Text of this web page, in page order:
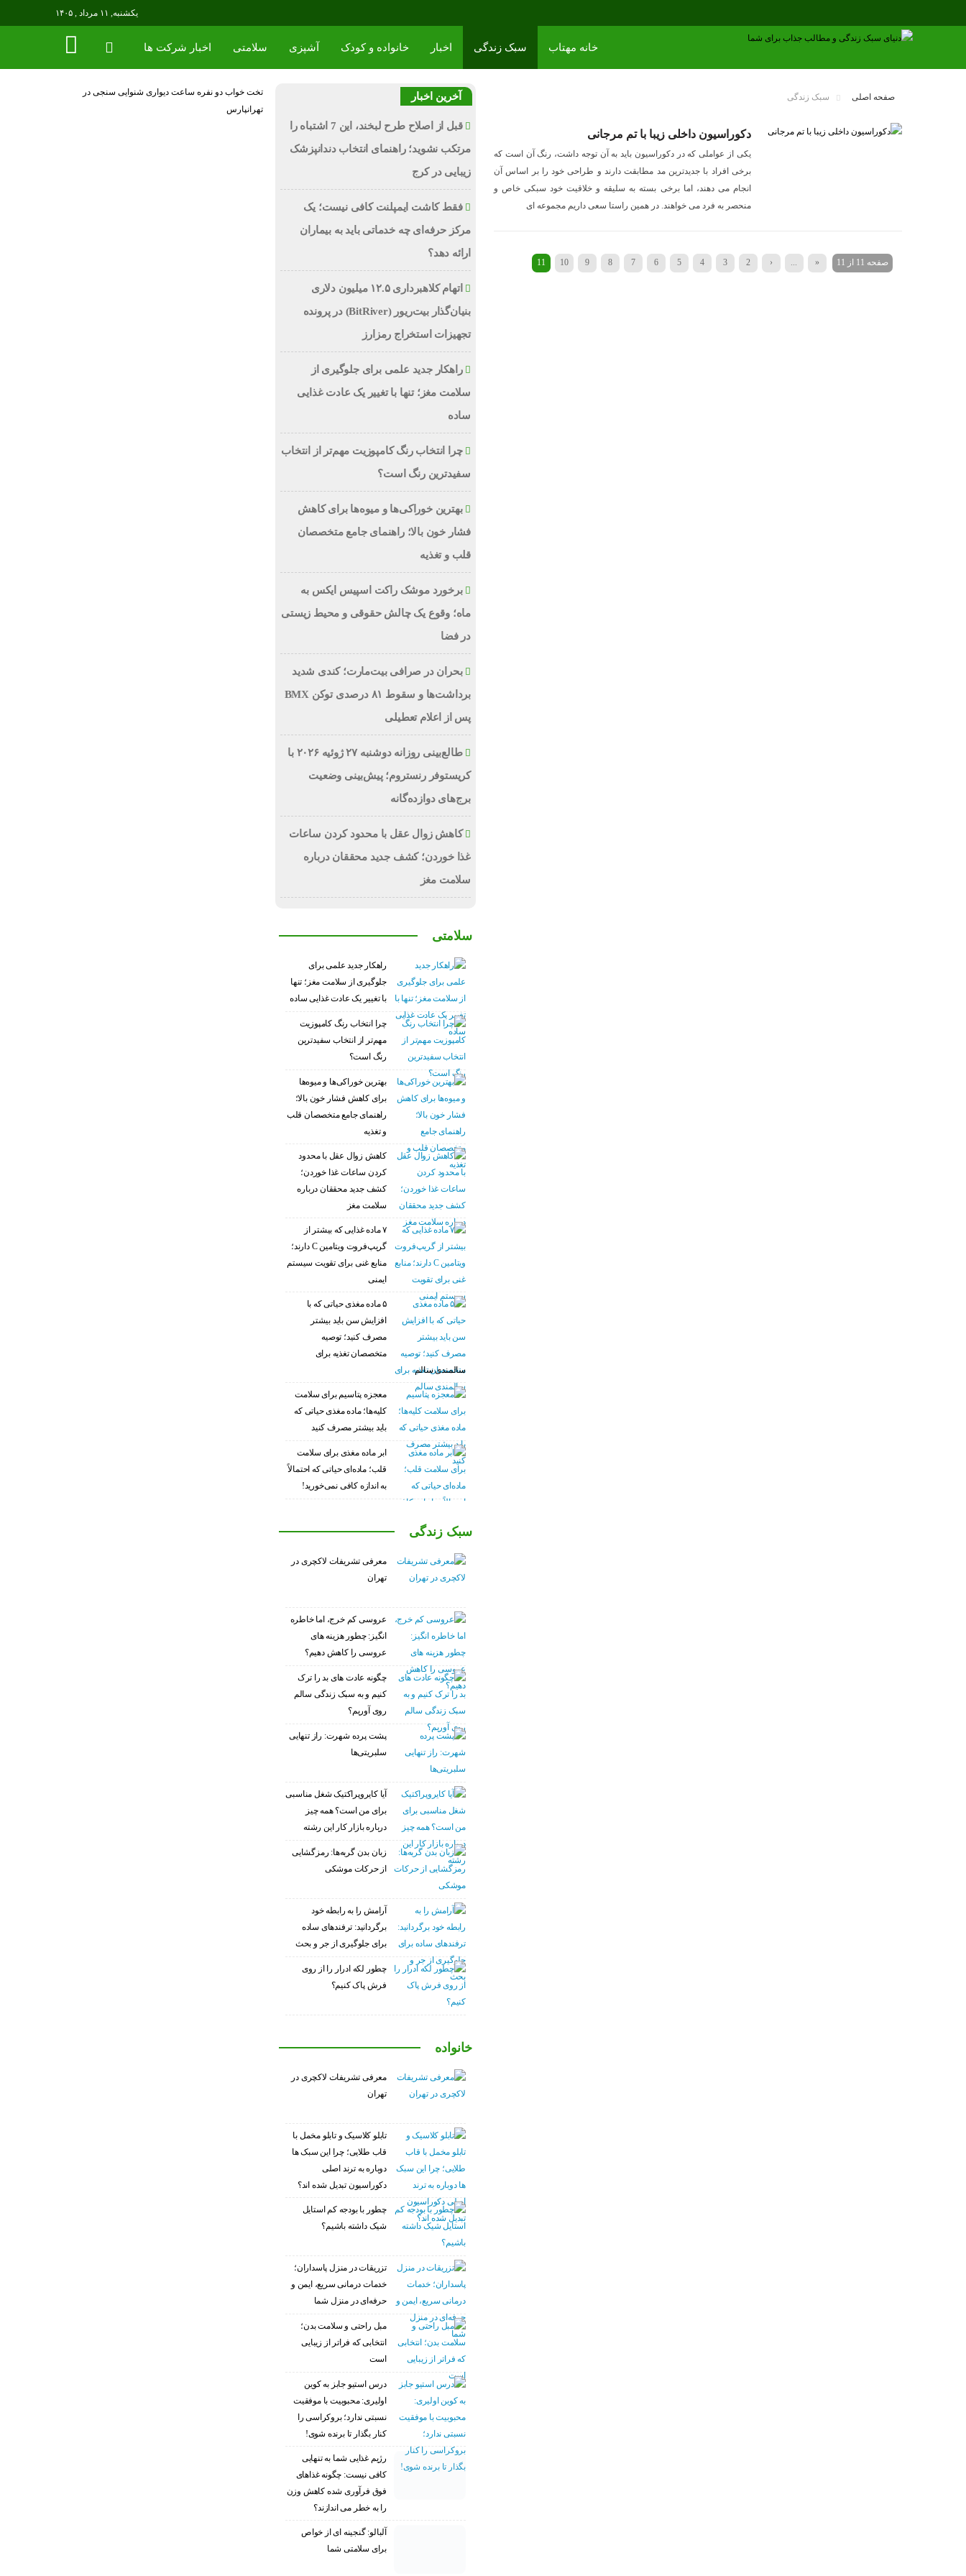
یکشنبه, ۱۱ مرداد , ۱۴۰۵
خانه مهتاب سبک زندگی اخبار خانواده و کودک آشپزی سلامتی اخبار شرکت ها
صفحه اصلی سبک زندگی
دکوراسیون داخلی زیبا با تم مرجانی
یکی از عواملی که در دکوراسیون باید به آن توجه داشت، رنگ آن است که
برخی افراد با جدیدترین مد مطابقت دارند و طراحی خود را بر اساس آن
انجام می دهند، اما برخی بسته به سلیقه و خلاقیت خود سبکی خاص و
منحصر به فرد می خواهند. در همین راستا سعی داریم مجموعه ای
صفحه 11 از 11 «
...
‹
2
3
4
5
6
7
8
9
10
11
آخرین اخبار
قبل از اصلاح طرح لبخند، این 7 اشتباه را
مرتکب نشوید؛ راهنمای انتخاب دندانپزشک
زیبایی در کرج
فقط کاشت ایمپلنت کافی نیست؛ یک
مرکز حرفه‌ای چه خدماتی باید به بیماران
ارائه دهد؟
اتهام کلاهبرداری ۱۲.۵ میلیون دلاری
بنیان‌گذار بیت‌ریور (BitRiver) در پرونده
تجهیزات استخراج رمزارز
راهکار جدید علمی برای جلوگیری از
سلامت مغز؛ تنها با تغییر یک عادت غذایی
ساده
چرا انتخاب رنگ کامپوزیت مهم‌تر از انتخاب
سفیدترین رنگ است؟
بهترین خوراکی‌ها و میوه‌ها برای کاهش
فشار خون بالا؛ راهنمای جامع متخصصان
قلب و تغذیه
برخورد موشک راکت اسپیس ایکس به
ماه؛ وقوع یک چالش حقوقی و محیط زیستی
در فضا
بحران در صرافی بیت‌مارت؛ کندی شدید
برداشت‌ها و سقوط ۸۱ درصدی توکن BMX
پس از اعلام تعطیلی
طالع‌بینی روزانه دوشنبه ۲۷ ژوئیه ۲۰۲۶ با
کریستوفر رنستروم؛ پیش‌بینی وضعیت
برج‌های دوازده‌گانه
کاهش زوال عقل با محدود کردن ساعات
غذا خوردن؛ کشف جدید محققان درباره
سلامت مغز
سلامتی
راهکار جدید علمی برای
جلوگیری از سلامت مغز؛ تنها
با تغییر یک عادت غذایی ساده
چرا انتخاب رنگ کامپوزیت
مهم‌تر از انتخاب سفیدترین
رنگ است؟
بهترین خوراکی‌ها و میوه‌ها
برای کاهش فشار خون بالا؛
راهنمای جامع متخصصان قلب
و تغذیه
کاهش زوال عقل با محدود
کردن ساعات غذا خوردن؛
کشف جدید محققان درباره
سلامت مغز
۷ ماده غذایی که بیشتر از
گریپ‌فروت ویتامین C دارند؛
منابع غنی برای تقویت سیستم
ایمنی
۵ ماده مغذی حیاتی که با
افزایش سن باید بیشتر
مصرف کنید؛ توصیه
متخصصان تغذیه برای
سالمندی سالم
معجزه پتاسیم برای سلامت
کلیه‌ها؛ ماده مغذی حیاتی که
باید بیشتر مصرف کنید
ابر ماده مغذی برای سلامت
قلب؛ ماده‌ای حیاتی که احتمالاً
به اندازه کافی نمی‌خورید!
سبک زندگی
معرفی تشریفات لاکچری در
تهران
عروسی کم خرج، اما خاطره
انگیز: چطور هزینه های
عروسی را کاهش دهیم؟
چگونه عادت‌ های بد را ترک
کنیم و به سبک زندگی سالم
روی آوریم؟
پشت پرده شهرت: راز تنهایی
سلبریتی‌ها
آیا کایروپراکتیک شغل مناسبی
برای من است؟ همه چیز
درباره بازار کار این رشته
زبان بدن گربه‌ها: رمزگشایی
از حرکات موشکی
آرامش را به رابطه خود
برگردانید: ترفندهای ساده
برای جلوگیری از جر و بحث
چطور لکه ادرار را از روی
فرش پاک کنیم؟
خانواده
معرفی تشریفات لاکچری در
تهران
تابلو کلاسیک و تابلو مخمل با
قاب طلایی؛ چرا این سبک ها
دوباره به ترند اصلی
دکوراسیون تبدیل شده اند؟
چطور با بودجه کم استایل
شیک داشته باشیم؟
تزریقات در منزل پاسداران؛
خدمات درمانی سریع، ایمن و
حرفه‌ای در منزل شما
مبل راحتی و سلامت بدن؛
انتخابی که فراتر از زیبایی
است
درس استیو جابز به کوین
اولیری: محبوبیت با موفقیت
نسبتی ندارد؛ بروکراسی را
کنار بگذار تا برنده شوی!
رژیم غذایی شما به تنهایی
کافی نیست: چگونه غذاهای
فوق فرآوری شده کاهش وزن
را به خطر می اندازند؟
آلبالو: گنجینه ای از خواص
برای سلامتی شما
تخت خواب دو نفرهساعت دیواریشنوایی سنجی در
تهرانپارس